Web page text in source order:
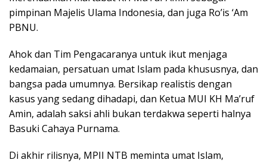
pimpinan Majelis Ulama Indonesia, dan juga Ro’is ‘Am
PBNU.
Ahok dan Tim Pengacaranya untuk ikut menjaga
kedamaian, persatuan umat Islam pada khususnya, dan
bangsa pada umumnya. Bersikap realistis dengan
kasus yang sedang dihadapi, dan Ketua MUI KH Ma’ruf
Amin, adalah saksi ahli bukan terdakwa seperti halnya
Basuki Cahaya Purnama.
Di akhir rilisnya, MPII NTB meminta umat Islam,